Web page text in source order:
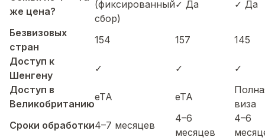
же цена?
(фиксированный
сбор)
✓ Да ✓ Да
Безвизовых
стран
154 157
145
Доступ к
Шенгену
✓ ✓
✓
Доступ в
Великобританию
eTA eTA
виза
Сроки обработки4–7 месяцев
4–6
месяцев
4–6